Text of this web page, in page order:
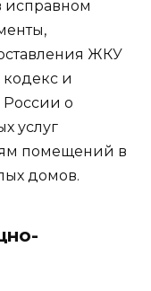
исправном
ЖКУ
и
России о
услуг
помещений в
домов.